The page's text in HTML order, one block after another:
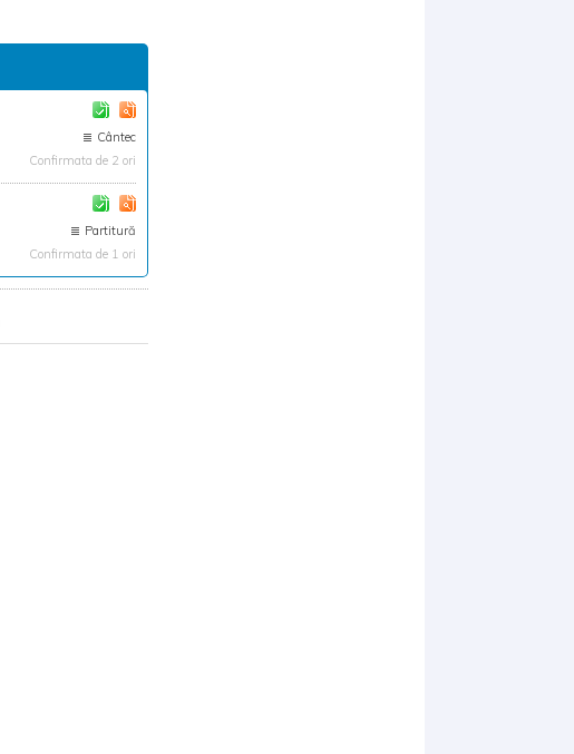
Cântec
Confirmata de 2 ori
Partitură
Confirmata de 1 ori